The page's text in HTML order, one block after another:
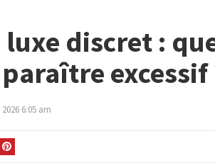
luxe discret :
excessif
6:05 am